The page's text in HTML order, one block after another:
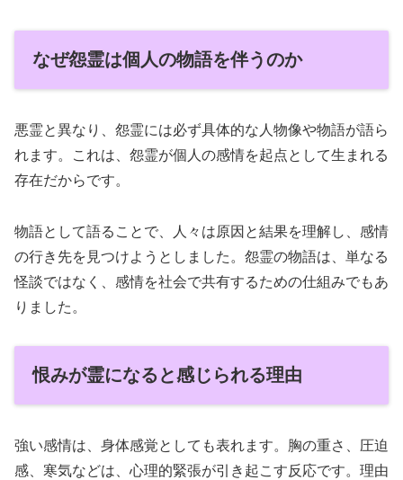
なぜ怨霊は個人の物語を伴うのか
悪霊と異なり、怨霊には必ず具体的な人物像や物語が語ら
れます。これは、怨霊が個人の感情を起点として生まれる
存在だからです。
物語として語ることで、人々は原因と結果を理解し、感情
の行き先を見つけようとしました。怨霊の物語は、単なる
怪談ではなく、感情を社会で共有するための仕組みでもあ
りました。
恨みが霊になると感じられる理由
強い感情は、身体感覚としても表れます。胸の重さ、圧迫
感、寒気などは、心理的緊張が引き起こす反応です。理由